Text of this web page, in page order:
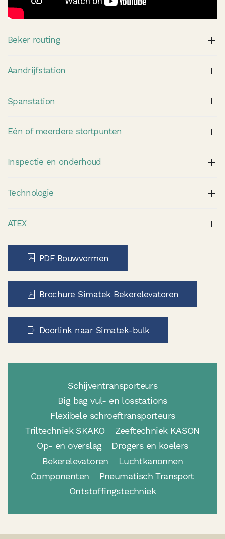
Beker routing
Aandrijfstation
Spanstation
Eén of meerdere stortpunten
Inspectie en onderhoud
Technologie
ATEX
PDF Bouwvormen
Brochure Simatek Bekerelevatoren
Doorlink naar Simatek-bulk
Schijventransporteurs
Big bag vul- en losstations
Flexibele schroeftransporteurs
Triltechniek SKAKO
Zeeftechniek KASON
Op- en overslag
Drogers en koelers
Bekerelevatoren
Luchtkanonnen
Componenten
Pneumatisch Transport
Ontstoffingstechniek